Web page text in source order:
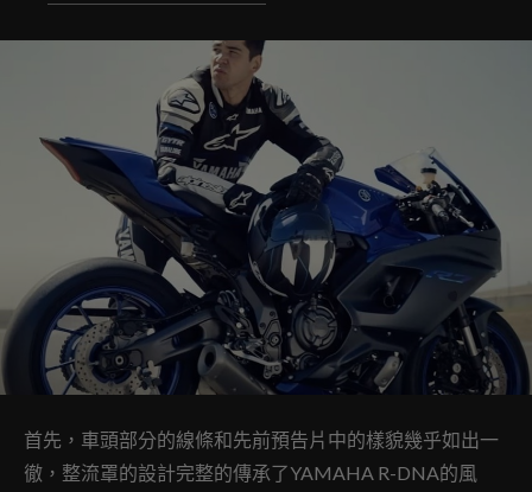
首先，車頭部分的線條和先前預告片中的樣貌幾乎如出一
徹，整流罩的設計完整的傳承了YAMAHA R-DNA的風